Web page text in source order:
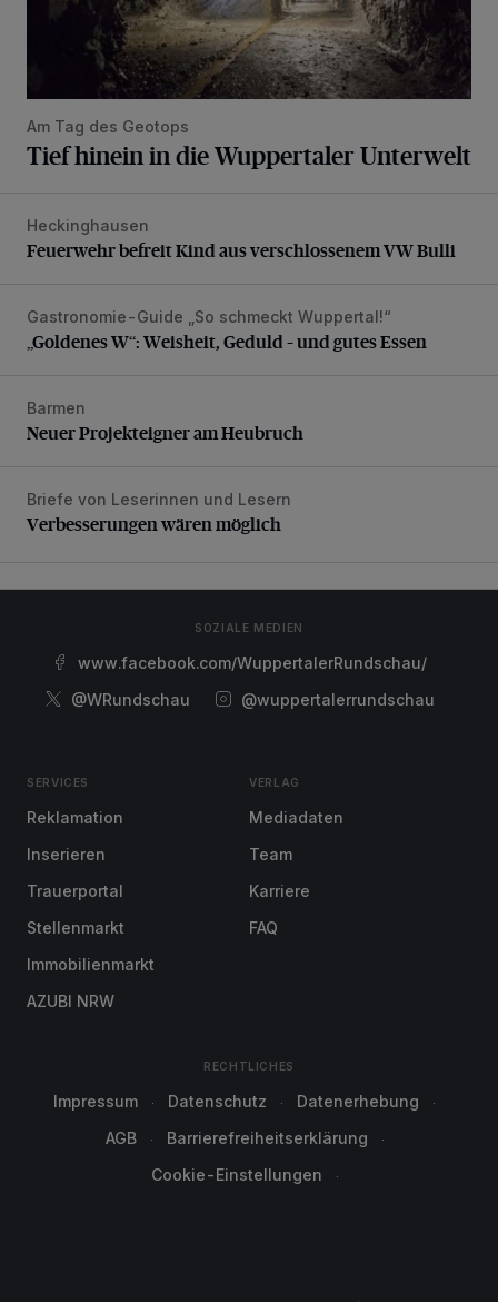
Am Tag des Geotops
Tief hinein in die Wuppertaler Unterwelt
Feuerwehr befreit Kind aus verschlossenem VW Bulli
Heckinghausen
Feuerwehr befreit Kind aus verschlossenem VW Bulli
„Goldenes W“: Weisheit, Geduld – und gutes Essen
Gastronomie-Guide „So schmeckt Wuppertal!“
„Goldenes W“: Weisheit, Geduld – und gutes Essen
Neuer Projekteigner am Heubruch
Barmen
Neuer Projekteigner am Heubruch
Verbesserungen wären möglich
Briefe von Leserinnen und Lesern
Verbesserungen wären möglich
SOZIALE MEDIEN
www.facebook.com/WuppertalerRundschau/
@WRundschau
@wuppertalerrundschau
SERVICES
Reklamation
Inserieren
Trauerportal
Stellenmarkt
Immobilienmarkt
AZUBI NRW
VERLAG
Mediadaten
Team
Karriere
FAQ
RECHTLICHES
Impressum Datenschutz
Datenerhebung
AGB
Barrierefreiheitserklärung
Cookie-Einstellungen